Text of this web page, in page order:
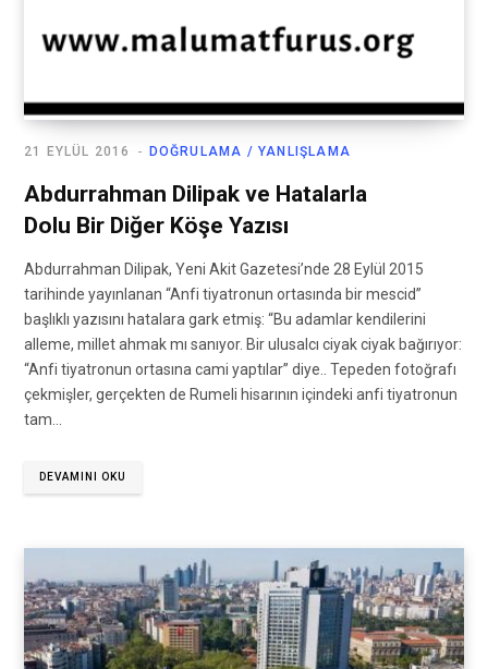
DOĞRULAMA / YANLIŞLAMA
21 EYLÜL 2016
Abdurrahman Dilipak ve Hatalarla
Dolu Bir Diğer Köşe Yazısı
Abdurrahman Dilipak, Yeni Akit Gazetesi’nde 28 Eylül 2015
tarihinde yayınlanan “Anfi tiyatronun ortasında bir mescid”
başlıklı yazısını hatalara gark etmiş: “Bu adamlar kendilerini
alleme, millet ahmak mı sanıyor. Bir ulusalcı ciyak ciyak bağırıyor:
“Anfi tiyatronun ortasına cami yaptılar” diye.. Tepeden fotoğrafı
çekmişler, gerçekten de Rumeli hisarının içindeki anfi tiyatronun
tam…
DEVAMINI OKU